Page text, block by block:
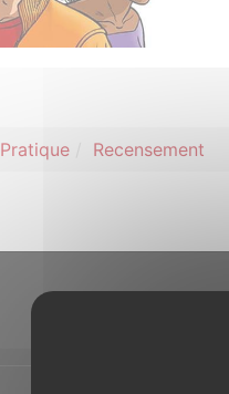
Pratique Recensement